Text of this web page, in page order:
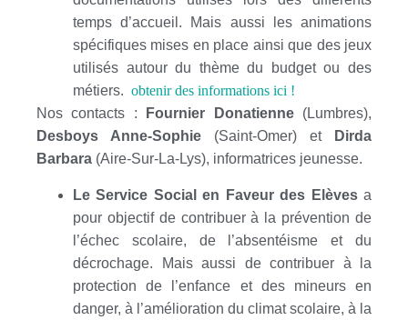
temps d’accueil. Mais aussi les animations
spécifiques mises en place ainsi que des jeux
utilisés autour du thème du budget ou des
métiers. obtenir des informations ici !
Nos contacts :
Fournier Donatienne(Lumbres),
Desboys Anne-Sophie (Saint-Omer) et
Dirda
Barbara (Aire-Sur-La-Lys), informatrices jeunesse.
Le Service Social en Faveur des Elèves a
pour objectif de contribuer à la prévention de
l’échec scolaire, de l’absentéisme et du
décrochage. Mais aussi de contribuer à la
protection de l’enfance et des mineurs en
danger, à l’amélioration du climat scolaire, à la